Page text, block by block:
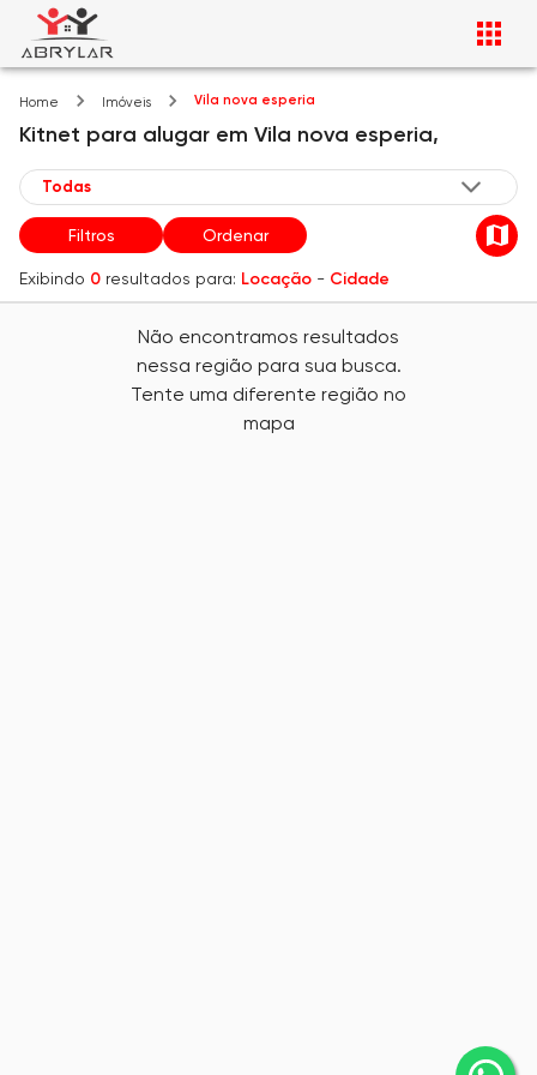
Home Imóveis Vila nova esperia
Kitnet para alugar em Vila nova esperia,
Filtros Ordenar
Exibindo 0 resultados para: Locação - Cidade
Não encontramos resultados
nessa região para sua busca.
Tente uma diferente região no
mapa